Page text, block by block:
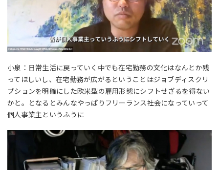
小泉：日常生活に戻っていく中でも在宅勤務の文化はなんとか残
ってほしいし、在宅勤務が広がるということはジョブディスクリ
プションを明確にした欧米型の雇用形態にシフトせざるを得ない
かと。となるとみんなやっぱりフリーランス社会になっていって
個人事業主というふうに